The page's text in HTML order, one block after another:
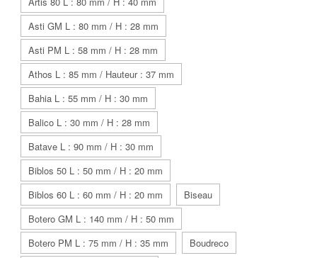
Asti GM L : 80 mm / H : 28 mm
Asti PM L : 58 mm / H : 28 mm
Athos L : 85 mm / Hauteur : 37 mm
Bahia L : 55 mm / H : 30 mm
Balico L : 30 mm / H : 28 mm
Batave L : 90 mm / H : 30 mm
Biblos 50 L : 50 mm / H : 20 mm
Biblos 60 L : 60 mm / H : 20 mm
Biseau
Botero GM L : 140 mm / H : 50 mm
Botero PM L : 75 mm / H : 35 mm
Boudreco